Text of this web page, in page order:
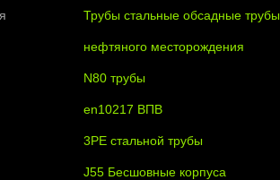
Трубы стальные обсадные трубы
нефтяного месторождения
N80 трубы
en10217 ВПВ
3PE стальной трубы
J55 Бесшовные корпуса